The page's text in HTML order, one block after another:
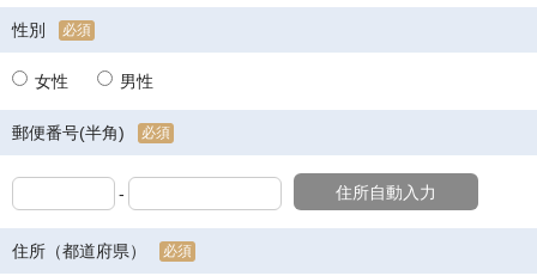
性別 必須
女性 男性
郵便番号(半角) 必須
- 住所自動入力
住所（都道府県） 必須